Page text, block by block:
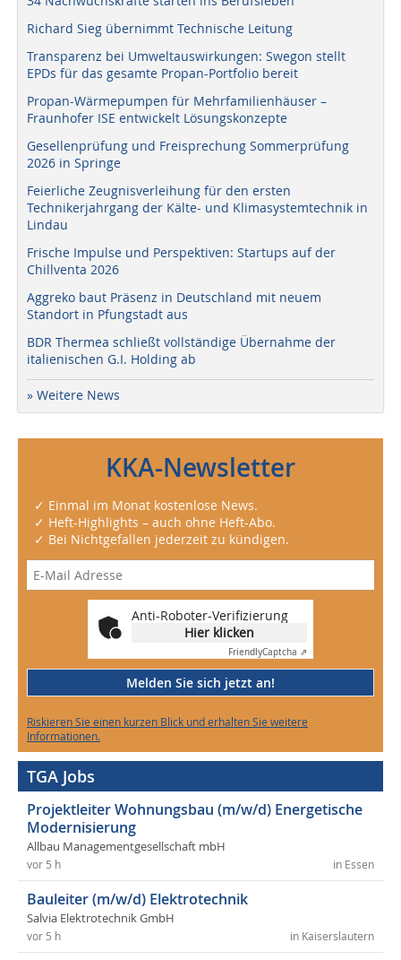
Richard Sieg übernimmt Technische Leitung
Transparenz bei Umweltauswirkungen: Swegon stellt
EPDs für das gesamte Propan-Portfolio bereit
Propan-Wärmepumpen für Mehrfamilienhäuser –
Fraunhofer ISE entwickelt Lösungskonzepte
Gesellenprüfung und Freisprechung Sommerprüfung
2026 in Springe
Feierliche Zeugnisverleihung für den ersten
Technikerjahrgang der Kälte- und Klimasystemtechnik in
Lindau
Frische Impulse und Perspektiven: Startups auf der
Chillventa 2026
Aggreko baut Präsenz in Deutschland mit neuem
Standort in Pfungstadt aus
BDR Thermea schließt vollständige Übernahme der
italienischen G.I. Holding ab
» Weitere News
KKA-Newsletter
✓ Einmal im Monat kostenlose News.
✓ Heft-Highlights – auch ohne Heft-Abo.
✓ Bei Nichtgefallen jederzeit zu kündigen.
Anti-Roboter-Verifizierung
Hier klicken
FriendlyCaptcha ⇗
Melden Sie sich jetzt an!
Riskieren Sie einen kurzen Blick und erhalten Sie weitere
Informationen.
TGA Jobs
Projektleiter Wohnungsbau (m/w/d) Energetische
Modernisierung
Allbau Managementgesellschaft mbH
in Essen
vor 5 h
Bauleiter (m/w/d) Elektrotechnik
Salvia Elektrotechnik GmbH
in Kaiserslautern
vor 5 h